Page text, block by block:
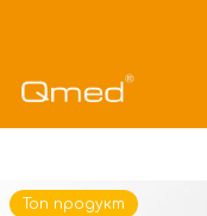
Топ продукт